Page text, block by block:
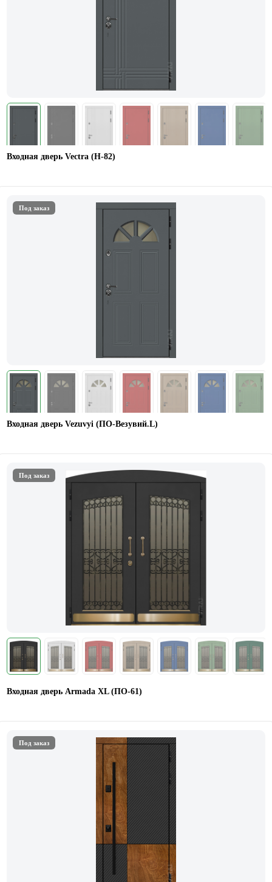
Входная дверь Vectra (Н-82)
Под заказ
Входная дверь Vezuvyi (ПО-Везувий.L)
Под заказ
Входная дверь Armada XL (ПО-61)
Под заказ